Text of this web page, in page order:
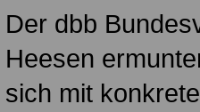
Der dbb
Heesen
sich mit